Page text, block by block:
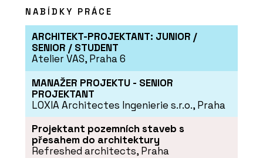
ČLÁNKY
Pergamenka: Nový život
holešovického brownfieldu
NABÍDKY PRÁCE
ARCHITEKT-PROJEKTANT: JUNIOR /
SENIOR / STUDENT
Atelier VAS, Praha 6
MANAŽER PROJEKTU - SENIOR
PROJEKTANT
LOXIA Architectes Ingenierie s.r.o., Praha
Projektant pozemních staveb s
přesahem do architektury
Refreshed architects, Praha